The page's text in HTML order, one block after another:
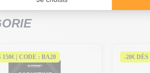
150€ | CODE : BA20 -20€